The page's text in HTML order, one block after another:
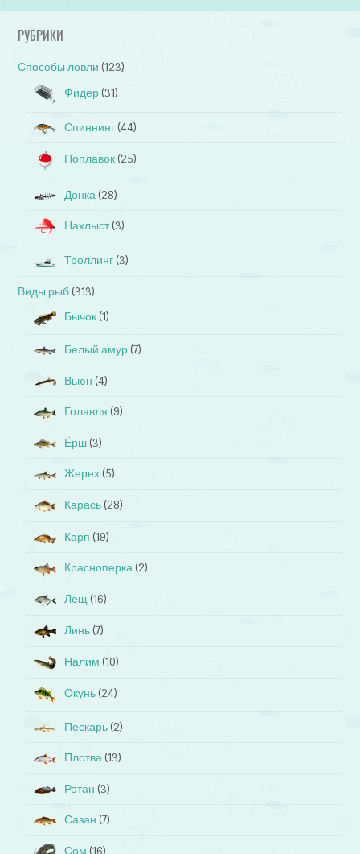
РУБРИКИ
Способы ловли (123)
Фидер (31)
Спиннинг (44)
Поплавок (25)
Донка (28)
Нахлыст(3)
Троллинг (3)
Виды рыб (313)
Бычок (1)
Белый амур (7)
Вьюн (4)
Голавля (9)
Ёрш (3)
Жерех (5)
Карась (28)
Карп (19)
Красноперка (2)
Лещ (16)
Линь (7)
Налим (10)
Окунь (24)
Пескарь (2)
Плотва (13)
Ротан (3)
Сазан (7)
Сом (16)